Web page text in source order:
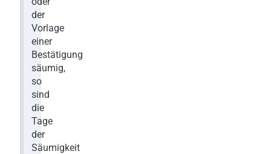
der
Vorlage
einer
Bestätigung
säumig,
so
sind
die
Tage
der
Säumigkeit